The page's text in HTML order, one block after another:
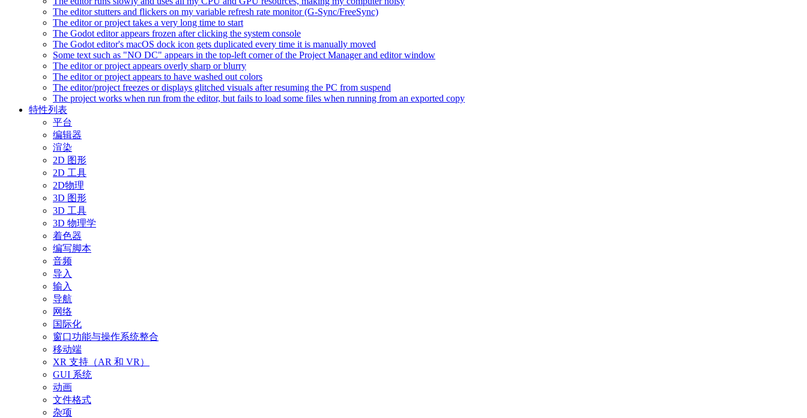
The editor stutters and flickers on my variable refresh rate monitor (G-Sync/FreeSync)
The editor or project takes a very long time to start
The Godot editor appears frozen after clicking the system console
The Godot editor's macOS dock icon gets duplicated every time it is manually moved
Some text such as "NO DC" appears in the top-left corner of the Project Manager and editor window
The editor or project appears overly sharp or blurry
The editor or project appears to have washed out colors
The editor/project freezes or displays glitched visuals after resuming the PC from suspend
The project works when run from the editor, but fails to load some files when running from an exported copy
特性列表
平台
编辑器
渲染
2D 图形
2D 工具
2D物理
3D 图形
3D 工具
3D 物理学
着色器
编写脚本
音频
导入
输入
导航
网络
国际化
窗口功能与操作系统整合
移动端
XR 支持（AR 和 VR）
GUI 系统
动画
文件格式
杂项